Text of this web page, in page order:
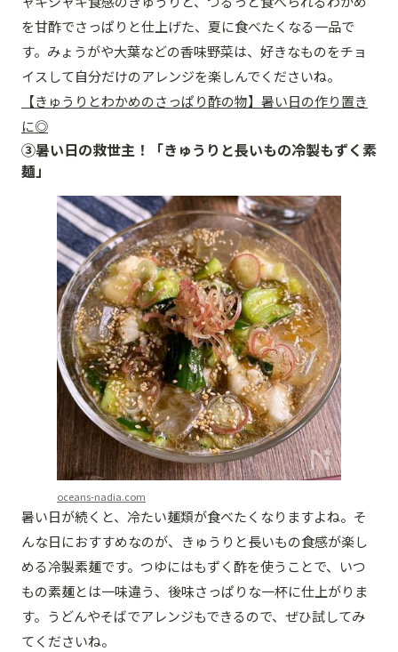
を甘酢でさっぱりと仕上げた、夏に食べたくなる一品で
す。みょうがや大葉などの香味野菜は、好きなものをチョ
イスして自分だけのアレンジを楽しんでくださいね。
【きゅうりとわかめのさっぱり酢の物】暑い日の作り置き
に◎
③暑い日の救世主！「きゅうりと長いもの冷製もずく素
麺」
oceans-nadia.com
暑い日が続くと、冷たい麺類が食べたくなりますよね。そ
んな日におすすめなのが、きゅうりと長いもの食感が楽し
める冷製素麺です。つゆにはもずく酢を使うことで、いつ
もの素麺とは一味違う、後味さっぱりな一杯に仕上がりま
す。うどんやそばでアレンジもできるので、ぜひ試してみ
てくださいね。